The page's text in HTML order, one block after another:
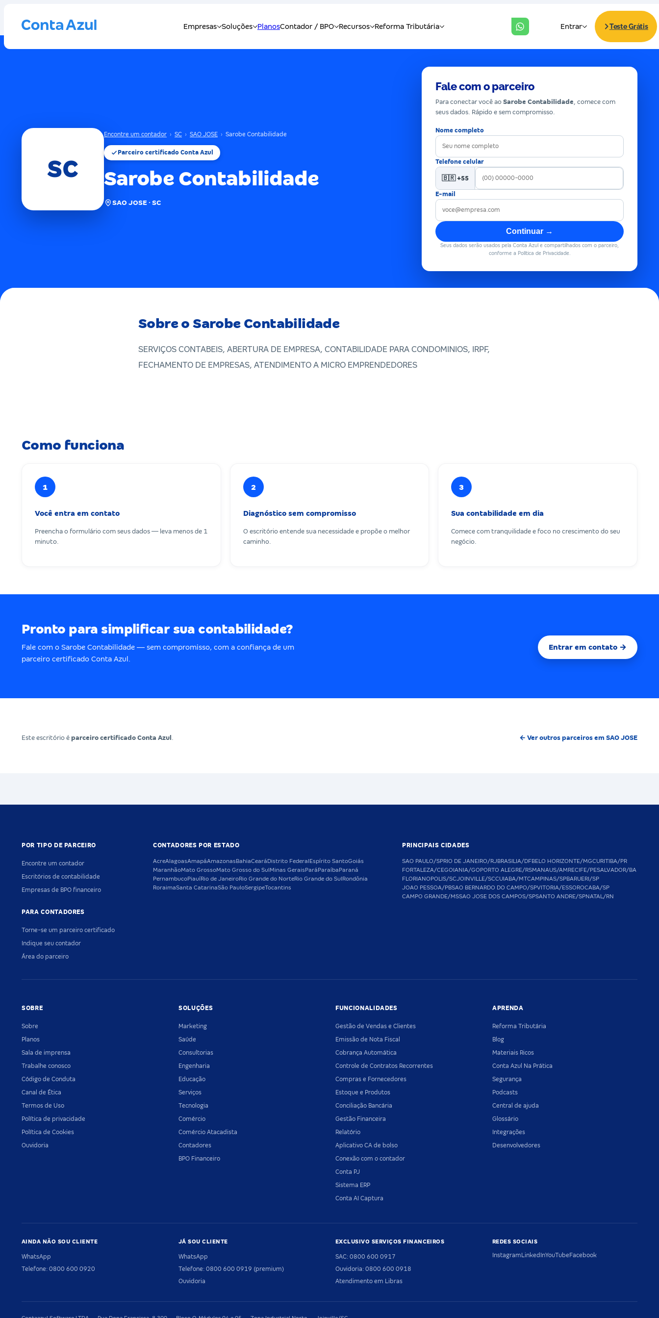
SC
Encontre um contador › SC › SAO JOSE › Sarobe Contabilidade
Parceiro certificado Conta Azul
Sarobe Contabilidade
SAO JOSE · SC
Fale com o parceiro
Para conectar você ao Sarobe Contabilidade, comece com
seus dados. Rápido e sem compromisso.
Nome completo
Telefone celular
🇧🇷 +55
E-mail
Continuar →
Seus dados serão usados pela Conta Azul e compartilhados com o parceiro,
conforme a Política de Privacidade.
Sobre o Sarobe Contabilidade
SERVIÇOS CONTABEIS, ABERTURA DE EMPRESA, CONTABILIDADE PARA CONDOMINIOS, IRPF,
FECHAMENTO DE EMPRESAS, ATENDIMENTO A MICRO EMPRENDEDORES
Como funciona
1
Você entra em contato
Preencha o formulário com seus dados — leva menos de 1
minuto.
2
Diagnóstico sem compromisso
O escritório entende sua necessidade e propõe o melhor
caminho.
3
Sua contabilidade em dia
Comece com tranquilidade e foco no crescimento do seu
negócio.
Pronto para simplificar sua contabilidade?
Fale com o Sarobe Contabilidade — sem compromisso, com a confiança de um
parceiro certificado Conta Azul.
Entrar em contato →
Este escritório é parceiro certificado Conta Azul . ← Ver outros parceiros em SAO JOSE
POR TIPO DE PARCEIRO
Encontre um contador
Escritórios de contabilidade
Empresas de BPO financeiro
PARA CONTADORES
Torne-se um parceiro certificado
Indique seu contador
Área do parceiro
CONTADORES POR ESTADO
AcreAlagoasAmapáAmazonasBahiaCearáDistrito FederalEspírito SantoGoiás
MaranhãoMato GrossoMato Grosso do SulMinas GeraisParáParaíbaParaná
PernambucoPiauíRio de JaneiroRio Grande do NorteRio Grande do SulRondônia
RoraimaSanta CatarinaSão PauloSergipeTocantins
PRINCIPAIS CIDADES
SAO PAULO/SPRIO DE JANEIRO/RJBRASILIA/DFBELO HORIZONTE/MGCURITIBA/PR
FORTALEZA/CEGOIANIA/GOPORTO ALEGRE/RSMANAUS/AMRECIFE/PESALVADOR/BA
FLORIANOPOLIS/SCJOINVILLE/SCCUIABA/MTCAMPINAS/SPBARUERI/SP
JOAO PESSOA/PBSAO BERNARDO DO CAMPO/SPVITORIA/ESSOROCABA/SP
CAMPO GRANDE/MSSAO JOSE DOS CAMPOS/SPSANTO ANDRE/SPNATAL/RN
SOBRE
Sobre
Planos
Sala de imprensa
Trabalhe conosco
Código de Conduta
Canal de Ética
Termos de Uso
Política de privacidade
Política de Cookies
Ouvidoria
SOLUÇÕES
Marketing
Saúde
Consultorias
Engenharia
Educação
Serviços
Tecnologia
Comércio
Comércio Atacadista
Contadores
BPO Financeiro
FUNCIONALIDADES
Gestão de Vendas e Clientes
Emissão de Nota Fiscal
Cobrança Automática
Controle de Contratos Recorrentes
Compras e Fornecedores
Estoque e Produtos
Conciliação Bancária
Gestão Financeira
Relatório
Aplicativo CA de bolso
Conexão com o contador
Conta PJ
Sistema ERP
Conta AI Captura
APRENDA
Reforma Tributária
Blog
Materiais Ricos
Conta Azul Na Prática
Segurança
Podcasts
Central de ajuda
Glossário
Integrações
Desenvolvedores
AINDA NÃO SOU CLIENTE
WhatsApp
Telefone: 0800 600 0920
JÁ SOU CLIENTE
WhatsApp
Telefone: 0800 600 0919 (premium)
Ouvidoria
EXCLUSIVO SERVIÇOS FINANCEIROS
SAC: 0800 600 0917
Ouvidoria: 0800 600 0918
Atendimento em Libras
REDES SOCIAIS
InstagramLinkedInYouTubeFacebook